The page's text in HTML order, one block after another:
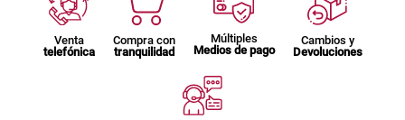
Venta
telefónica
Compra con
tranquilidad
Múltiples
Medios de pago
Cambios y
Devoluciones